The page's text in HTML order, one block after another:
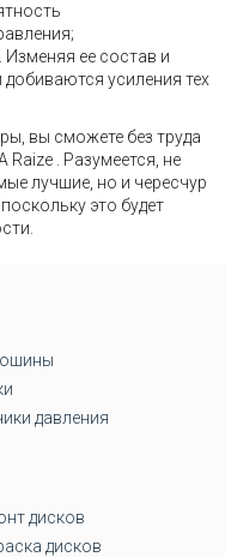
ее состав и
добиваются усиления тех
вы сможете без труда
. Разумеется, не
лучшие, но и чересчур
это будет
давления
дисков
дисков